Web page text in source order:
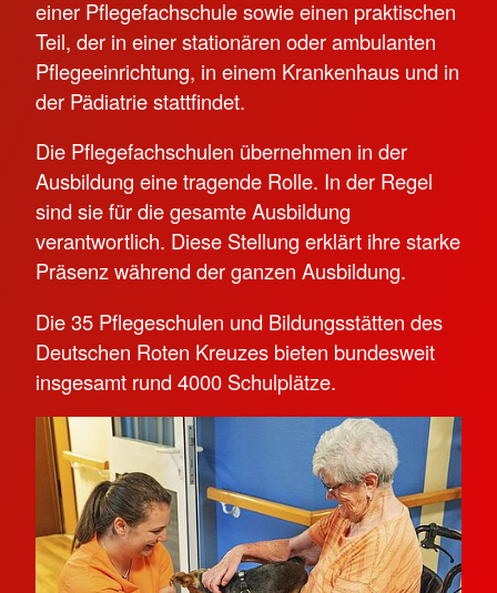
einer Pflegefachschule sowie einen praktischen
Teil, der in einer stationären oder ambulanten
Pflegeeinrichtung, in einem Krankenhaus und in
der Pädiatrie stattfindet.
Die Pflegefachschulen übernehmen in der
Ausbildung eine tragende Rolle. In der Regel
sind sie für die gesamte Ausbildung
verantwortlich. Diese Stellung erklärt ihre starke
Präsenz während der ganzen Ausbildung.
Die 35 Pflegeschulen und Bildungsstätten des
Deutschen Roten Kreuzes bieten bundesweit
insgesamt rund 4000 Schulplätze.